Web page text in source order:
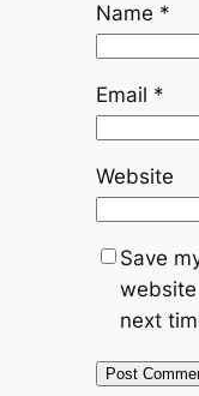
Name *
Email *
Website
Save
next